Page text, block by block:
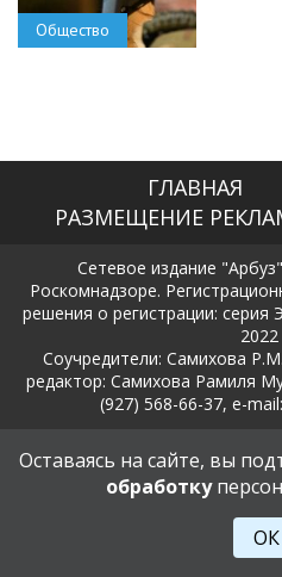
Общество
ГЛАВНАЯ
РАЗМЕЩЕНИЕ
Сетевое издание
Роскомнадзоре.
решения о регистрации:
2022
Соучредители: Самихова
редактор: Самихова Рамиля
(927) 568-66-37, e-
Политика в отношении
Оставаясь на сайте, вы
обработку
ОК